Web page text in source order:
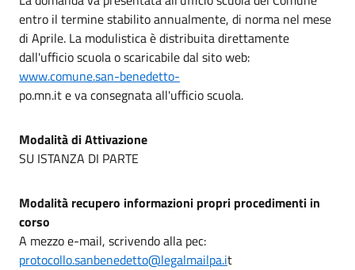
entro il termine stabilito annualmente, di norma nel mese
di Aprile. La modulistica è distribuita direttamente
dall'ufficio scuola o scaricabile dal sito web:
www.comune.san-benedetto-
po.mn.it e va consegnata all'ufficio scuola.
Modalità di Attivazione
SU ISTANZA DI PARTE
Modalità recupero informazioni propri procedimenti in
corso
A mezzo e-mail, scrivendo alla pec:
protocollo.sanbenedetto@legalmailpa.it